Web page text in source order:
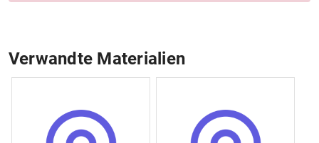
Verwandte Materialien